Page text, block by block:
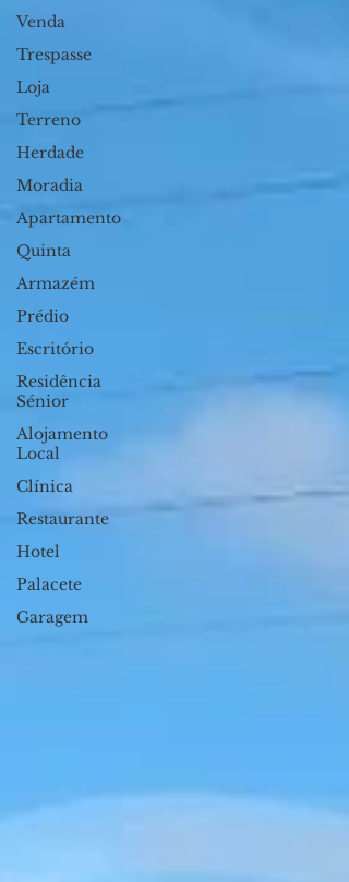
Venda
Trespasse
Loja
Terreno
Herdade
Moradia
Apartamento
Quinta
Armazém
Prédio
Escritório
Residência
Sénior
Alojamento
Local
Clínica
Restaurante
Hotel
Palacete
Garagem